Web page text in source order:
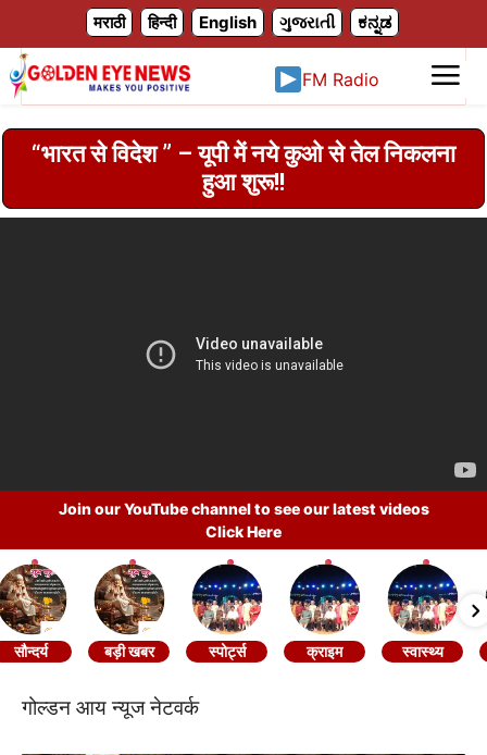
मराठी हिन्दी English ગુજરાતી ಕನ್ನಡ
FM Radio
“भारत से विदेश ” – यूपी में नये कुओ से तेल निकलना
हुआ शुरू!!
Join our YouTube channel to see our latest videos
Click Here
सौन्दर्य बड़ी खबर स्पोर्ट्स क्राइम स्वास्थ्य
गोल्डन आय न्यूज नेटवर्क